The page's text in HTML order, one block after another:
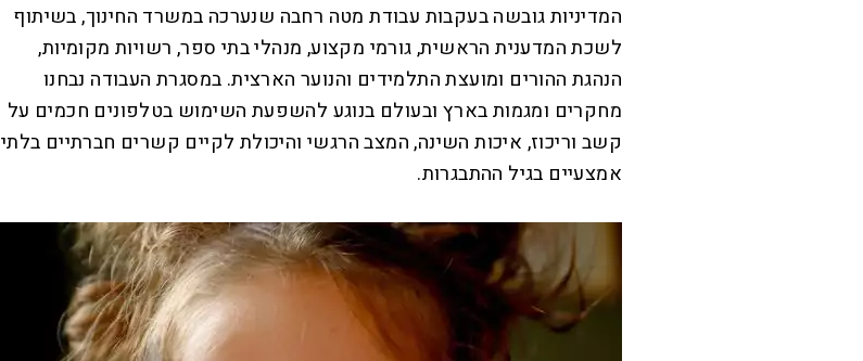
המדיניות גובשה בעקבות עבודת מטה רחבה שנערכה במשרד החינוך, בשיתוף
לשכת המדענית הראשית, גורמי מקצוע, מנהלי בתי ספר, רשויות מקומיות,
הנהגת ההורים ומועצת התלמידים והנוער הארצית. במסגרת העבודה נבחנו
מחקרים ומגמות בארץ ובעולם בנוגע להשפעת השימוש בטלפונים חכמים על
קשב וריכוז, איכות השינה, המצב הרגשי והיכולת לקיים קשרים חברתיים בלתי
אמצעיים בגיל ההתבגרות.